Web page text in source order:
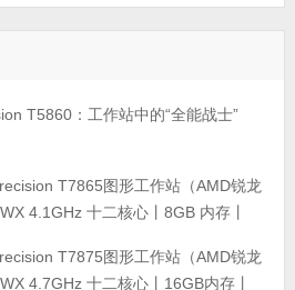
T5860：工作站中的“全能战士”
T7865图形工作站（AMD锐龙
4.1GHz 十二核心丨8GB 内存丨
T7875图形工作站（AMD锐龙
4.7GHz 十二核心丨16GB内存丨